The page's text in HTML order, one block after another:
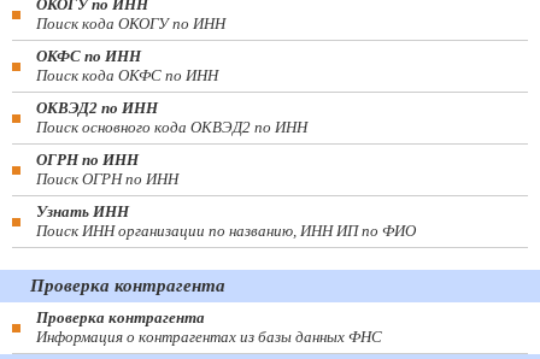
ОКОГУ по ИНН
Поиск кода ОКОГУ по ИНН
ОКФС по ИНН
Поиск кода ОКФС по ИНН
ОКВЭД2 по ИНН
Поиск основного кода ОКВЭД2 по ИНН
ОГРН по ИНН
Поиск ОГРН по ИНН
Узнать ИНН
Поиск ИНН организации по названию, ИНН ИП по ФИО
Проверка контрагента
Проверка контрагента
Информация о контрагентах из базы данных ФНС